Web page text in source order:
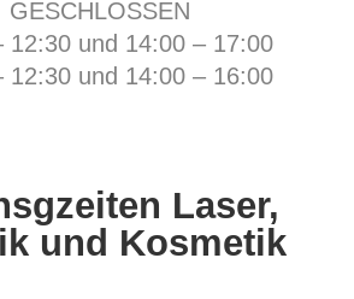
und 14:00 – 17:00
12:30 und 14:00 – 16:00
Laser,
und Kosmetik